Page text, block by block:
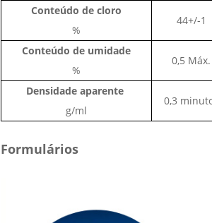
Conteúdo de cloro
%
44+/-1
Conteúdo de umidade
%
0,5 Máx.
Densidade aparente
g/ml
0,3
Formulários